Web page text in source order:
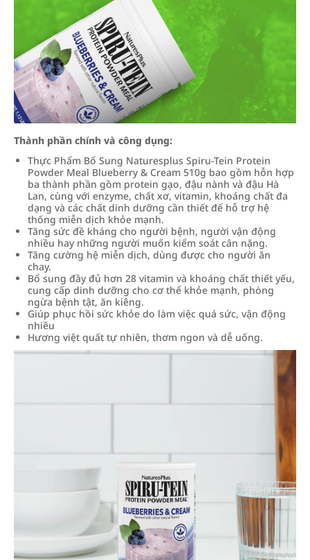
Thành phần chính và công dụng:
Thực Phẩm Bổ Sung Naturesplus Spiru-Tein Protein
Powder Meal Blueberry & Cream 510g bao gồm hỗn hợp
ba thành phần gồm protein gạo, đậu nành và đậu Hà
Lan, cùng với enzyme, chất xơ, vitamin, khoáng chất đa
dạng và các chất dinh dưỡng cần thiết để hỗ trợ hệ
thống miễn dịch khỏe mạnh.
Tăng sức đề kháng cho người bệnh, người vận động
nhiều hay những người muốn kiểm soát cân nặng.
Tăng cường hệ miễn dịch, dùng được cho người ăn
chay.
Bổ sung đầy đủ hơn 28 vitamin và khoáng chất thiết yếu,
cung cấp dinh dưỡng cho cơ thể khỏe mạnh, phòng
ngừa bệnh tật, ăn kiêng.
Giúp phục hồi sức khỏe do làm việc quá sức, vận động
nhiều
Hương việt quất tự nhiên, thơm ngon và dễ uống.